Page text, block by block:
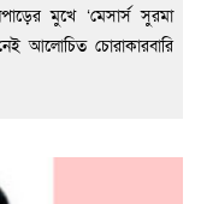
মুখে ‘মেসার্স সুরমা
আলোচিত চোরাকারবারি